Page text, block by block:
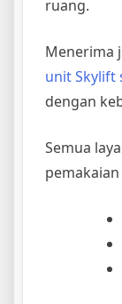
ruang.
Menerima
unit Skylift
dengan
Semua